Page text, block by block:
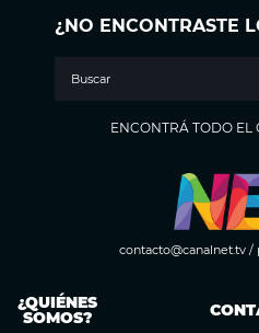
¿NO ENCONTRASTE
ENCONTRÁ TODO
contacto@canalnet.tv/
¿QUIÉNES
SOMOS?